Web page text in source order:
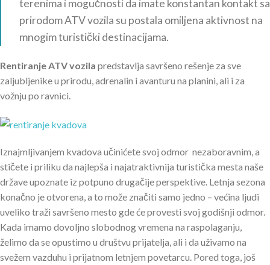
terenima i mogučnosti da imate konstantan kontakt sa
prirodom ATV vozila su postala omiljena aktivnost na
mnogim turistički destinacijama.
Rentiranje ATV vozila predstavlja savršeno rešenje za sve
zaljubljenike u prirodu, adrenalin i avanturu na planini, ali i za
vožnju po ravnici.
Iznajmljivanjem kvadova učinićete svoj odmor nezaboravnim, a
stičete i priliku da najlepša i najatraktivnija turistička mesta naše
države upoznate iz potpuno drugačije perspektive. Letnja sezona
konačno je otvorena, a to može značiti samo jedno – većina ljudi
uveliko traži savršeno mesto gde će provesti svoj godišnji odmor.
Kada imamo dovoljno slobodnog vremena na raspolaganju,
želimo da se opustimo u društvu prijatelja, ali i da uživamo na
svežem vazduhu i prijatnom letnjem povetarcu. Pored toga, još